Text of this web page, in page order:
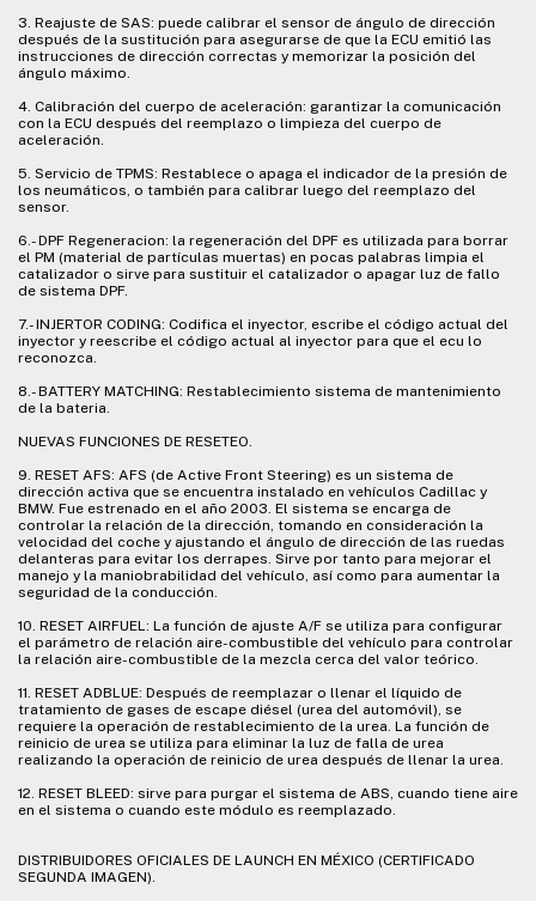
3. Reajuste de SAS: puede calibrar el sensor de ángulo de dirección
después de la sustitución para asegurarse de que la ECU emitió las
instrucciones de dirección correctas y memorizar la posición del
ángulo máximo.
4. Calibración del cuerpo de aceleración: garantizar la comunicación
con la ECU después del reemplazo o limpieza del cuerpo de
aceleración.
5. Servicio de TPMS: Restablece o apaga el indicador de la presión de
los neumáticos, o también para calibrar luego del reemplazo del
sensor.
6.- DPF Regeneracion: la regeneración del DPF es utilizada para borrar
el PM (material de partículas muertas) en pocas palabras limpia el
catalizador o sirve para sustituir el catalizador o apagar luz de fallo
de sistema DPF.
7.- INJERTOR CODING: Codifica el inyector, escribe el código actual del
inyector y reescribe el código actual al inyector para que el ecu lo
reconozca.
8.- BATTERY MATCHING: Restablecimiento sistema de mantenimiento
de la bateria.
NUEVAS FUNCIONES DE RESETEO.
9. RESET AFS: AFS (de Active Front Steering) es un sistema de
dirección activa que se encuentra instalado en vehículos Cadillac y
BMW. Fue estrenado en el año 2003. El sistema se encarga de
controlar la relación de la dirección, tomando en consideración la
velocidad del coche y ajustando el ángulo de dirección de las ruedas
delanteras para evitar los derrapes. Sirve por tanto para mejorar el
manejo y la maniobrabilidad del vehículo, así como para aumentar la
seguridad de la conducción.
10. RESET AIRFUEL: La función de ajuste A/F se utiliza para configurar
el parámetro de relación aire-combustible del vehículo para controlar
la relación aire-combustible de la mezcla cerca del valor teórico.
11. RESET ADBLUE: Después de reemplazar o llenar el líquido de
tratamiento de gases de escape diésel (urea del automóvil), se
requiere la operación de restablecimiento de la urea. La función de
reinicio de urea se utiliza para eliminar la luz de falla de urea
realizando la operación de reinicio de urea después de llenar la urea.
12. RESET BLEED: sirve para purgar el sistema de ABS, cuando tiene aire
en el sistema o cuando este módulo es reemplazado.
DISTRIBUIDORES OFICIALES DE LAUNCH EN MÉXICO (CERTIFICADO
SEGUNDA IMAGEN).